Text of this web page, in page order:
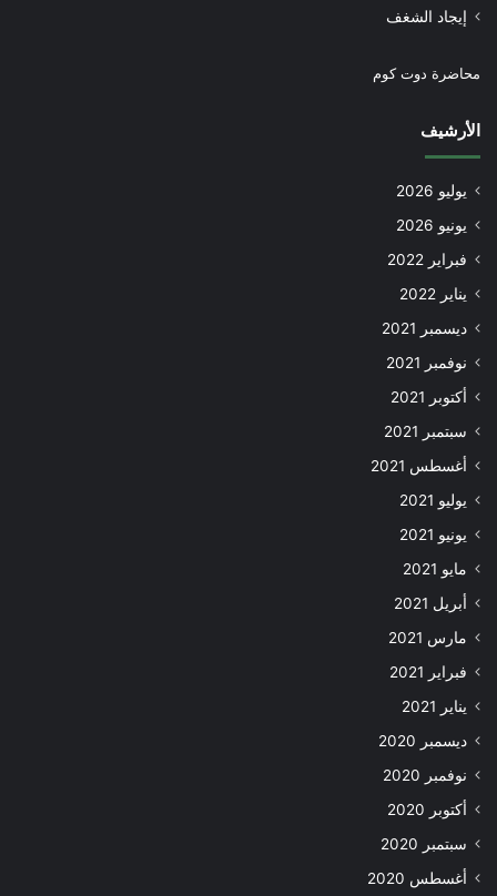
إيجاد الشغف
محاضرة دوت كوم
الأرشيف
يوليو 2026
يونيو 2026
فبراير 2022
يناير 2022
ديسمبر 2021
نوفمبر 2021
أكتوبر 2021
سبتمبر 2021
أغسطس 2021
يوليو 2021
يونيو 2021
مايو 2021
أبريل 2021
مارس 2021
فبراير 2021
يناير 2021
ديسمبر 2020
نوفمبر 2020
أكتوبر 2020
سبتمبر 2020
أغسطس 2020